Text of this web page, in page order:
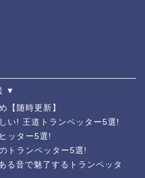
▼
【随時更新】
い! 王道トランペッター5選!
ッター5選!
トランペッター5選!
る音で魅了するトランペッタ
トランペッター名鑑 ┫
ランペットの練習法 ┫